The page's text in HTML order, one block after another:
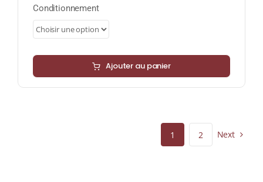
Conditionnement
Ajouter au panier
1 2 Next